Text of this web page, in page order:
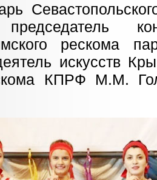
рескома
искусств
КПРФ М.М.